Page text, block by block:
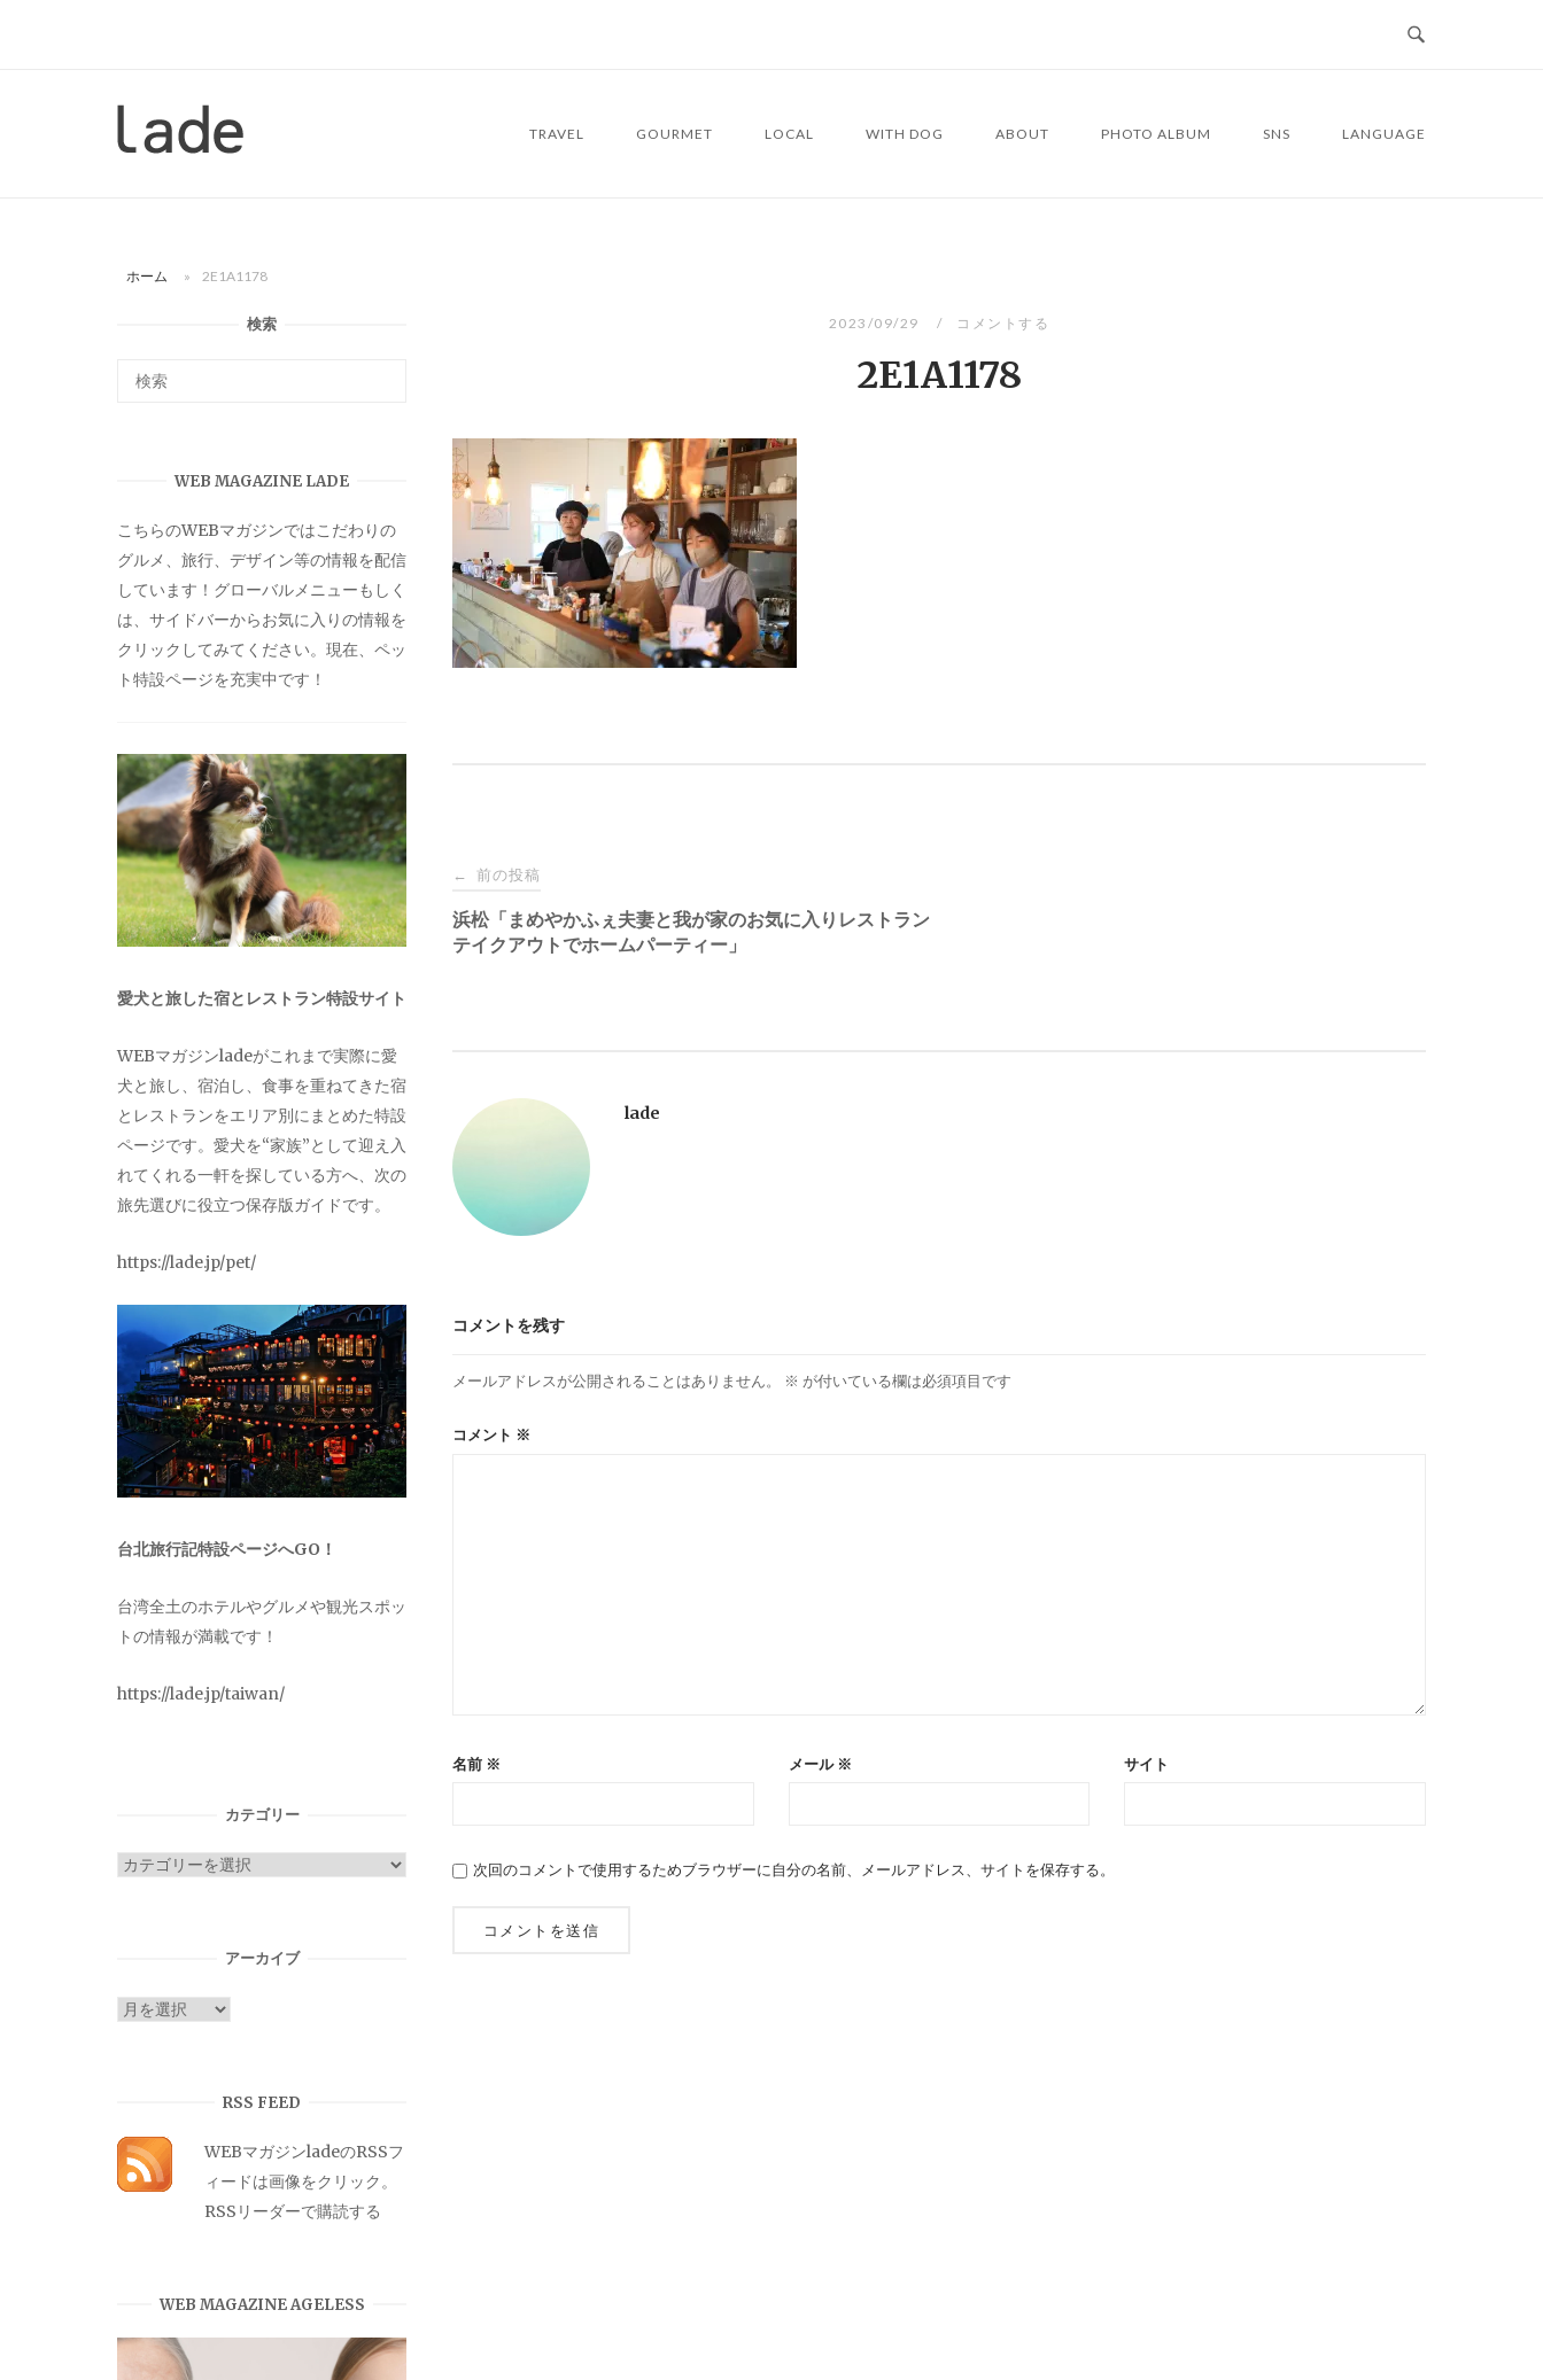
ー
TRAVEL GOURMET LOCAL WITH DOG ABOUT PHOTO ALBUM SNS LANGUAGE
ホーム » 2E1A1178
2023/09/29 コメントする
2E1A1178
投
稿
ゲ
ー
シ
ン
← 前の投稿
浜松「まめやかふぇ夫妻と我が家のお気に入りレストラン
テイクアウトでホームパーティー」
lade
コメントを残す
メールアドレスが公開されることはありません。 ※ が付いている欄は必須項目です
コメント ※
名前 ※ メール ※ サイト
次回のコメントで使用するためブラウザーに自分の名前、メールアドレス、サイトを保存する。
検索
WEB MAGAZINE LADE
こちらのWEBマガジンではこだわりの
グルメ、旅行、デザイン等の情報を配信
しています！グローバルメニューもしく
は、サイドバーからお気に入りの情報を
クリックしてみてください。現在、ペッ
ト特設ページを充実中です！
愛犬と旅した宿とレストラン特設サイト
WEBマガジンladeがこれまで実際に愛
犬と旅し、宿泊し、食事を重ねてきた宿
とレストランをエリア別にまとめた特設
ページです。愛犬を“家族”として迎え入
れてくれる一軒を探している方へ、次の
旅先選びに役立つ保存版ガイドです。
https://lade.jp/pet/
台北旅行記特設ページへGO！
台湾全土のホテルやグルメや観光スポッ
トの情報が満載です！
https://lade.jp/taiwan/
カテゴリー
カ
アーカイブ
ア
RSS FEED
WEBマガジンladeのRSSフ
ィードは画像をクリック。
RSSリーダーで購読する
WEB MAGAZINE AGELESS